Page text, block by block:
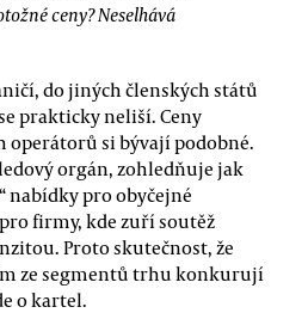
ceny? Neselhává
do jiných členských států
prakticky neliší. Ceny
operátorů si bývají podobné.
orgán, zohledňuje jak
nabídky pro obyčejné
firmy, kde zuří soutěž
Proto skutečnost, že
ze segmentů trhu konkurují
o kartel.